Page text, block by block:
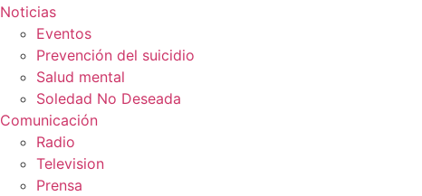
Noticias
Eventos
Prevención del suicidio
Salud mental
Soledad No Deseada
Comunicación
Radio
Television
Prensa